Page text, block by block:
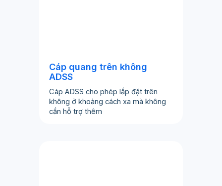
Cáp quang trên không
ADSS
Cáp ADSS cho phép lắp đặt trên
không ở khoảng cách xa mà không
cần hỗ trợ thêm